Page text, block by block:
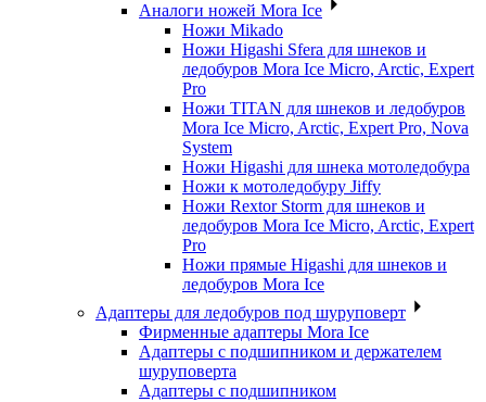
Аналоги ножей Mora Ice
Ножи Mikado
Ножи Higashi Sfera для шнеков и
ледобуров Mora Ice Micro, Arctic, Expert
Pro
Ножи TITAN для шнеков и ледобуров
Mora Ice Micro, Arctic, Expert Pro, Nova
System
Ножи Higashi для шнека мотоледобура
Ножи к мотоледобуру Jiffy
Ножи Rextor Storm для шнеков и
ледобуров Mora Ice Micro, Arctic, Expert
Pro
Ножи прямые Higashi для шнеков и
ледобуров Mora Ice
Адаптеры для ледобуров под шуруповерт
Фирменные адаптеры Mora Ice
Адаптеры с подшипником и держателем
шуруповерта
Адаптеры с подшипником